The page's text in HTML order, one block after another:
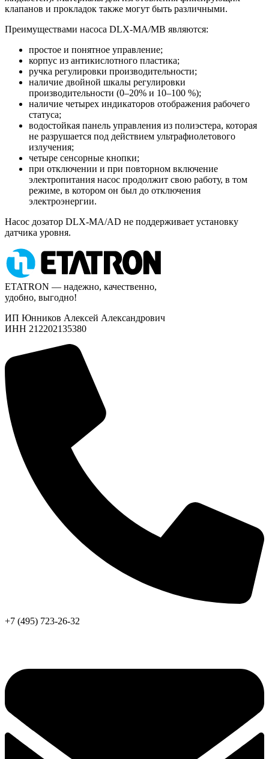
клапанов и прокладок также могут быть различными.
Преимуществами насоса DLX-MA/MB являются:
простое и понятное управление;
корпус из антикислотного пластика;
ручка регулировки производительности;
наличие двойной шкалы регулировки
производительности (0–20% и 10–100 %);
наличие четырех индикаторов отображения рабочего
статуса;
водостойкая панель управления из полиэстера, которая
не разрушается под действием ультрафиолетового
излучения;
четыре сенсорные кнопки;
при отключении и при повторном включение
электропитания насос продолжит свою работу, в том
режиме, в котором он был до отключения
электроэнергии.
Насос дозатор DLX-MA/AD не поддерживает установку
датчика уровня.
ETATRON — надежно, качественно,
удобно, выгодно!
ИП Юнников Алексей Александрович
ИНН 212202135380
+7 (495) 723-26-32